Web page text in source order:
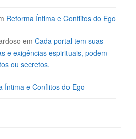
Reforma Íntima e Conflitos do Ego
em Cada portal tem suas
e exigências espirituais, podem
ou secretos.
Íntima e Conflitos do Ego